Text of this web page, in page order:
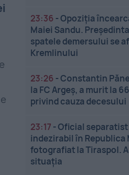
23:36 -Opoziția
Maiei Sandu.
spatele demersului se
Kremlinului
23:26 -Constantin
la FC Argeș, a murit la
privind cauza decesului
23:17 -Oficial
indezirabil în Republica
fotografiat la Tiraspol.
situația